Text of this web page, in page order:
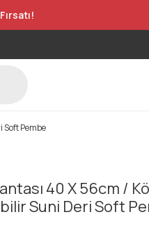
Soft Pembe
40 X 56cm /
Suni Deri Soft